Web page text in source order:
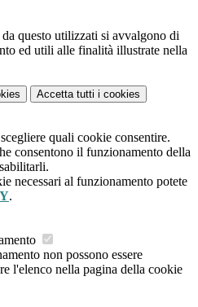
questo utilizzati si avvalgono di
ed utili alle finalità illustrate nella
Accetta tutti i cookies
quali cookie consentire.
consentono il funzionamento della
necessari al funzionamento potete
.
non possono essere
l'elenco nella pagina della cookie